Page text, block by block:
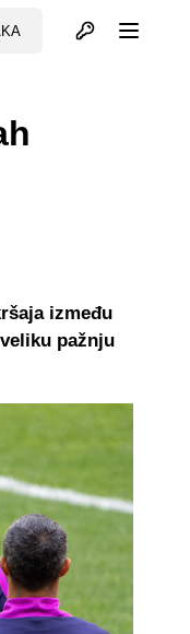
Otvori profil
između
pažnju